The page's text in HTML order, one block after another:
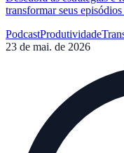
transformar seus
PodcastProdutividade
23 de mai. de 2026